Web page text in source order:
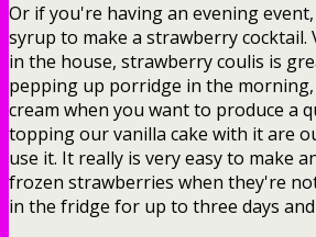
Or if you're having an evening
syrup to make a strawberry cocktail.
in the house, strawberry coulis is
pepping up porridge in the
cream when you want to produce a
topping our vanilla cake with it are
use it. It really is very easy to make
frozen strawberries when they're
in the fridge for up to three days and